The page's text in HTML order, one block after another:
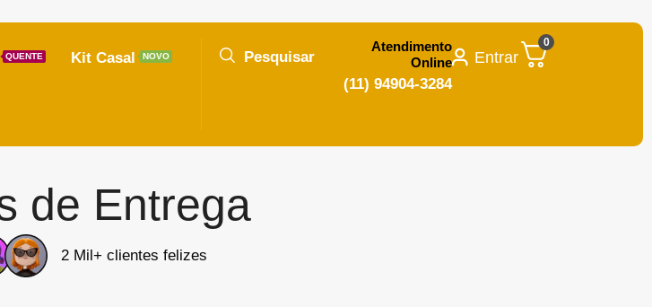
QUENTE Kit Casal NOVO Pesquisar
Atendimento
Online
(11) 94904-3284
Entrar
0
de Entrega
2 Mil+ clientes felizes